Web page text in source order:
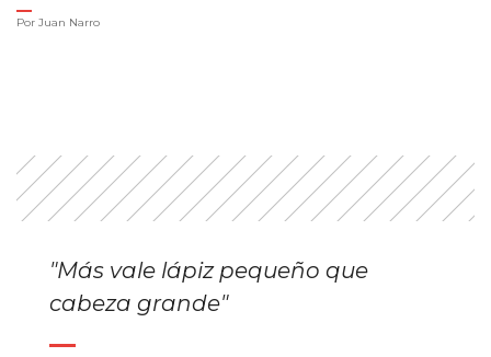
Por Juan Narro
"Más vale lápiz pequeño que
cabeza grande"